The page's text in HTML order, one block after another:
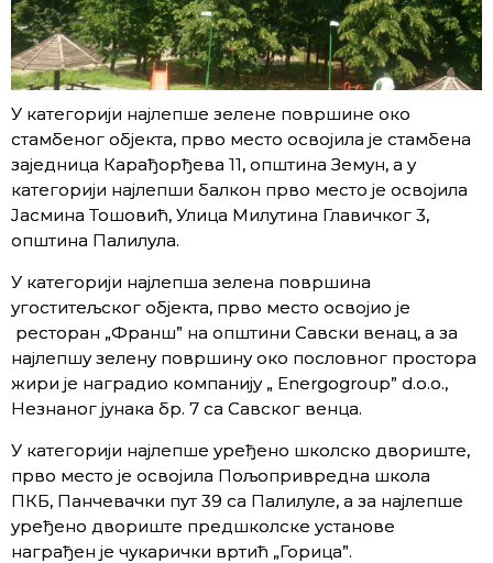
У категорији најлепше зелене површине око
стамбеног објекта, прво место освојила је стамбена
заједница Карађорђева 11, општина Земун, а у
категорији најлепши балкон прво место је освојила
Јасмина Тошовић, Улица Милутина Главичког 3,
општина Палилула.
У категорији најлепша зелена површина
угоститељског објекта, прво место освојио је
ресторан „Франш” на општини Савски венац, а за
најлепшу зелену површину око пословног простора
жири је наградио компанију „ Energogroup” d.o.o.,
Незнаног јунака бр. 7 са Савског венца.
У категорији најлепше уређено школско двориште,
прво место је освојила Пољопривредна школа
ПКБ, Панчевачки пут 39 са Палилуле, а за најлепше
уређено двориште предшколске установе
награђен је чукарички вртић „Горица”.